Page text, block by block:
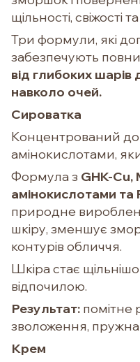
щільності, свіжості
Три формули, які
забезпечують
від глибоких
навколо очей.
Сироватка
Концентрований
амінокислотами,
Формула з GHK-
амінокислотами
природне
шкіру, зменшує
контурів обличчя.
Шкіра стає
відпочилою.
Результат: помітне
зволоження,
Крем